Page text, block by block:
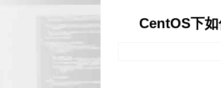
CentOS下